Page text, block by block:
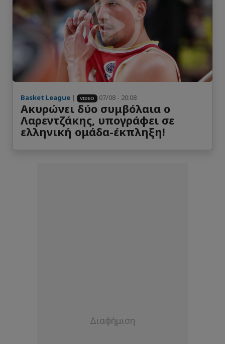
Basket League | VIDEO 07/08 - 20:08
Ακυρώνει δύο συμβόλαια ο
Λαρεντζάκης, υπογράφει σε
ελληνική ομάδα-έκπληξη!